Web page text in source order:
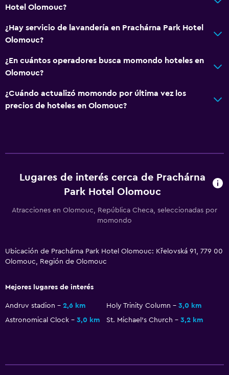
Habitaciones familiares
Vista al jardín
Casilleros
Alfombrado
Tina de baño
Secador de pelo
Aseo
Baño privado
Copas
Tetera eléctrica
Menús para dietas especiales (bajo petición)
Hotel Olomouc?
¿Hay servicio de lavandería en Prachárna Park Hotel
Olomouc?
¿En cuántos operadores busca momondo hoteles en
Olomouc?
¿Cuándo actualizó momondo por última vez los
precios de hoteles en Olomouc?
Lugares de interés cerca de Prachárna
Park Hotel Olomouc
Atracciones en Olomouc, República Checa, seleccionadas por
momondo
Ubicación de Prachárna Park Hotel Olomouc: Křelovská 91, 779 00
Olomouc, Región de Olomouc
Mejores lugares de interés
Andruv stadion 2,6 km Holy Trinity Column
3,0 km
Astronomical Clock
3,0 km St. Michael's Church 3,2 km